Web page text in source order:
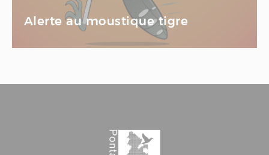
Alerte au moustique tigre